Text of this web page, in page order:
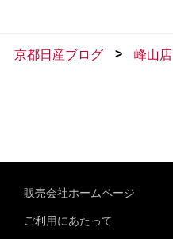
京都日産ブログ > 峰山店
販売会社ホームページ
ご利用にあたって